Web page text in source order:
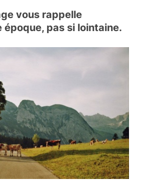
vous rappelle
époque, pas si lointaine.